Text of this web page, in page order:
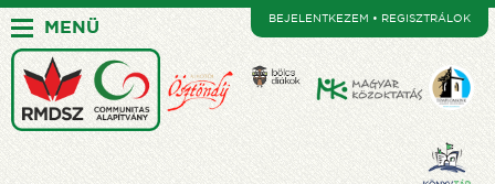
MENÜ BEJELENTKEZEM • REGISZTRÁLOK